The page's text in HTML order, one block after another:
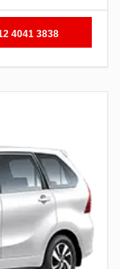
4041 3838